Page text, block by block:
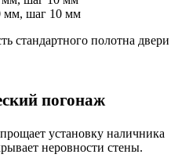
мм, шаг 10 мм
стандартного полотна двери
погонаж
установку наличника
неровности стены.